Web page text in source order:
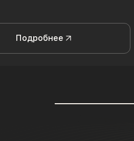
Подробнее